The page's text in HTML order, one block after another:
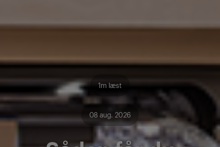
1m læst
08 aug. 2026